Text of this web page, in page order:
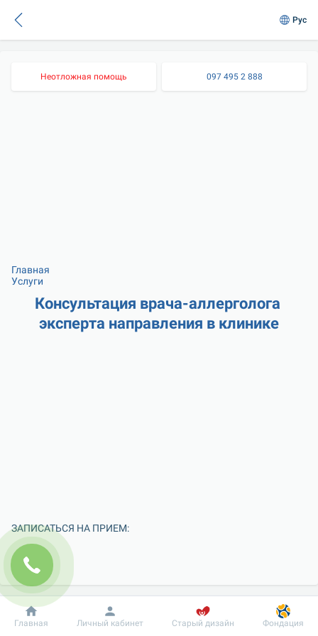
Рус
Неотложная помощь 097 495 2 888
Главная
Услуги
Консультация врача-аллерголога
эксперта направления в клинике
ЗАПИСАТЬСЯ НА ПРИЕМ:
Добробут Информация Пациенту
Главная Личный кабинет Старый дизайн Фондация